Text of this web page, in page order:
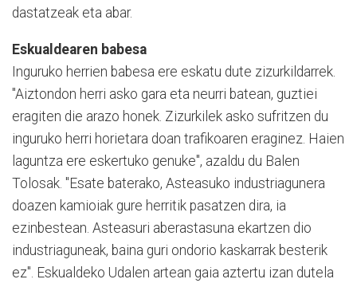
dastatzeak eta abar.
Eskualdearen babesa
Inguruko herrien babesa ere eskatu dute zizurkildarrek.
"Aiztondon herri asko gara eta neurri batean, guztiei
eragiten die arazo honek. Zizurkilek asko sufritzen du
inguruko herri horietara doan trafikoaren eraginez. Haien
laguntza ere eskertuko genuke", azaldu du Balen
Tolosak. "Esate baterako, Asteasuko industriagunera
doazen kamioiak gure herritik pasatzen dira, ia
ezinbestean. Asteasuri aberastasuna ekartzen dio
industriaguneak, baina guri ondorio kaskarrak besterik
ez". Eskualdeko Udalen artean gaia aztertu izan dutela